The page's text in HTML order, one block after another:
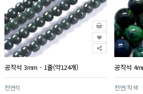
공작석 3mm - 1줄(약124개)
천연석
공작석
천연/착색